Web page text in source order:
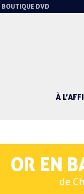
BOUTIQUE DVD
À
OR EN
de